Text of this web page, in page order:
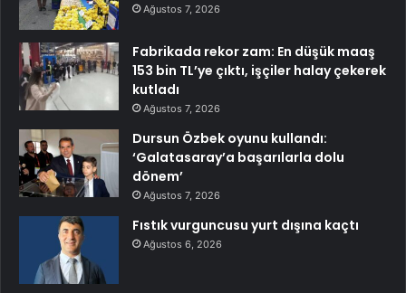
Ağustos 7, 2026
Fabrikada rekor zam: En düşük maaş
153 bin TL’ye çıktı, işçiler halay çekerek
kutladı
Ağustos 7, 2026
Dursun Özbek oyunu kullandı:
‘Galatasaray’a başarılarla dolu
dönem’
Ağustos 7, 2026
Fıstık vurguncusu yurt dışına kaçtı
Ağustos 6, 2026